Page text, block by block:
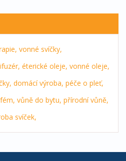
vonné svíčky,
éterické oleje, vonné oleje,
domácí výroba, péče o pleť,
vůně do bytu, přírodní vůně,
svíček,